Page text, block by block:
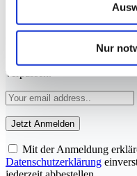
Nur
Jetzt zum Newsletter
Mit unserem Newsletter
verpassen.
Mit der Anmeldung
Datenschutzerklärung